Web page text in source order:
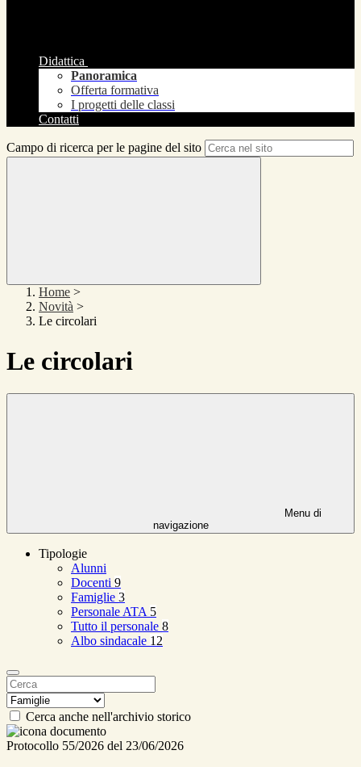
Didattica
Panoramica
Offerta formativa
I progetti delle classi
Contatti
Campo di ricerca per le pagine del sito
Home >
Novità >
Le circolari
Le circolari
Menu di
navigazione
Tipologie
Alunni
Docenti 9
Famiglie 3
Personale ATA 5
Tutto il personale 8
Albo sindacale 12
Cerca anche nell'archivio storico
Protocollo 55/2026 del 23/06/2026